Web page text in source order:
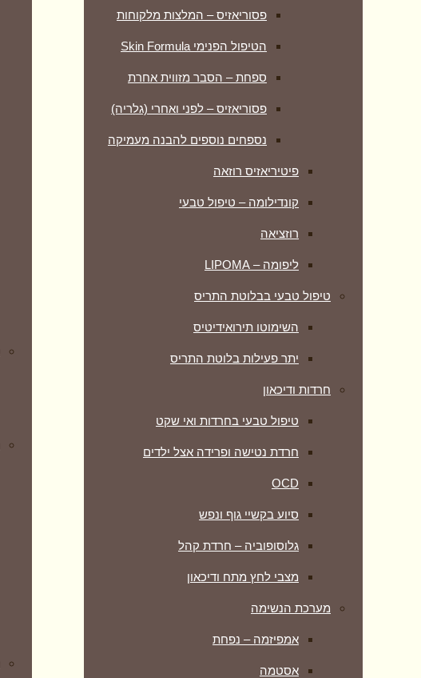
פסוריאזיס – המלצות מלקוחות
הטיפול הפנימי Skin Formula
ספחת – הסבר מזווית אחרת
פסוריאזיס – לפני ואחרי (גלריה)
נספחים נוספים להבנה מעמיקה
פיטיריאזיס רוזאה
קונדילומה – טיפול טבעי
רוזציאה
ליפומה – LIPOMA
טיפול טבעי בבלוטת התריס
השימוטו תירואידיטיס
יתר פעילות בלוטת התריס
חרדות ודיכאון
טיפול טבעי בחרדות ואי שקט
חרדת נטישה ופרידה אצל ילדים
OCD
סיוע בקשיי גוף ונפש
גלוסופוביה – חרדת קהל
מצבי לחץ מתח ודיכאון
מערכת הנשימה
אמפיזמה – נפחת
אסטמה